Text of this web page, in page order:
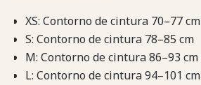
XS: Contorno de cintura 70–77 cm
S: Contorno de cintura 78–85 cm
M: Contorno de cintura 86–93 cm
L: Contorno de cintura 94–101 cm